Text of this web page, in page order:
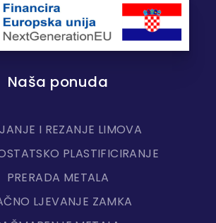
Naša ponuda
I REZANJE LIMOVA
PLASTIFICIRANJE
PRERADA METALA
LJEVANJE ZAMKA